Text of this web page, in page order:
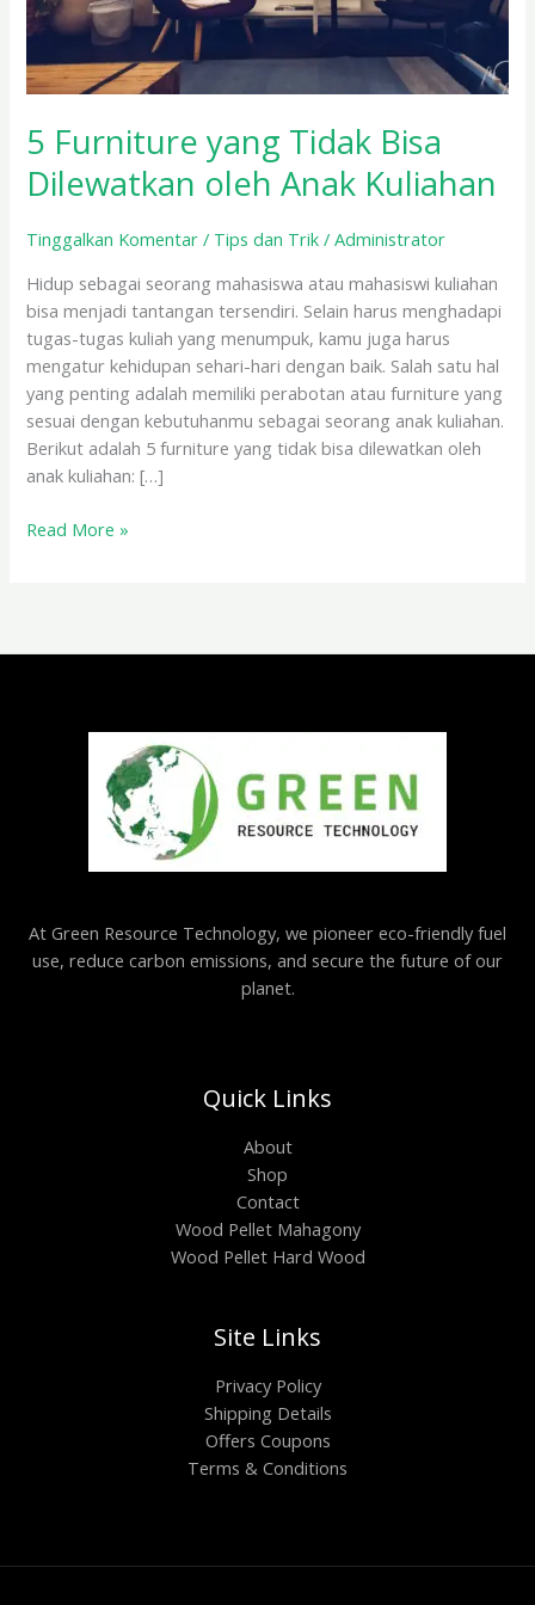
5 Furniture yang Tidak Bisa
Dilewatkan oleh Anak Kuliahan
Tinggalkan Komentar / Tips dan Trik /Administrator
Hidup sebagai seorang mahasiswa atau mahasiswi kuliahan
bisa menjadi tantangan tersendiri. Selain harus menghadapi
tugas-tugas kuliah yang menumpuk, kamu juga harus
mengatur kehidupan sehari-hari dengan baik. Salah satu hal
yang penting adalah memiliki perabotan atau furniture yang
sesuai dengan kebutuhanmu sebagai seorang anak kuliahan.
Berikut adalah 5 furniture yang tidak bisa dilewatkan oleh
anak kuliahan: […]
Kuliahan
Read More »
At Green Resource Technology, we pioneer eco-friendly fuel
use, reduce carbon emissions, and secure the future of our
planet.
Quick Links
About
Shop
Contact
Wood Pellet Mahagony
Wood Pellet Hard Wood
Site Links
Privacy Policy
Shipping Details
Offers Coupons
Terms & Conditions